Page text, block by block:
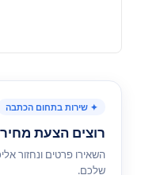
✦ שירות בתחום הכתבה
רוצים הצעת
השאירו פרטים ונחזור
שלכם.